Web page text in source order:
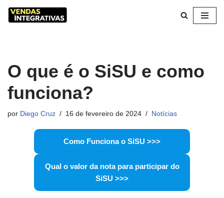
O que é o SiSU e como
funciona?
por Diego Cruz 16 de fevereiro de 2024 Notícias
Como Funciona o SiSU >>>
Qual o valor da nota para participar do
SiSU >>>